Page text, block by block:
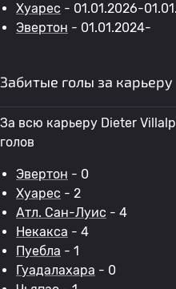
Хуарес - 01.01.2026-
Эвертон - 01.01.2024-
Забитые голы за карьеру
За всю карьеру Dieter
голов
Эвертон - 0
Хуарес - 2
Атл. Сан-Луис - 4
Некакса - 4
Пуебла - 1
Гуадалахара - 0